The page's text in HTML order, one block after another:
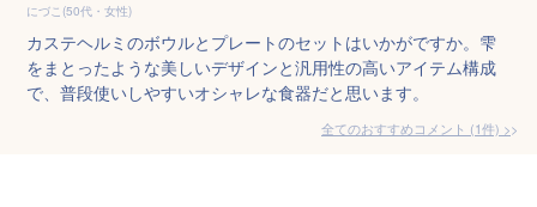
にづこ(50代・女性)
カステヘルミのボウルとプレートのセットはいかがですか。雫
をまとったような美しいデザインと汎用性の高いアイテム構成
で、普段使いしやすいオシャレな食器だと思います。
全てのおすすめコメント (1件) >